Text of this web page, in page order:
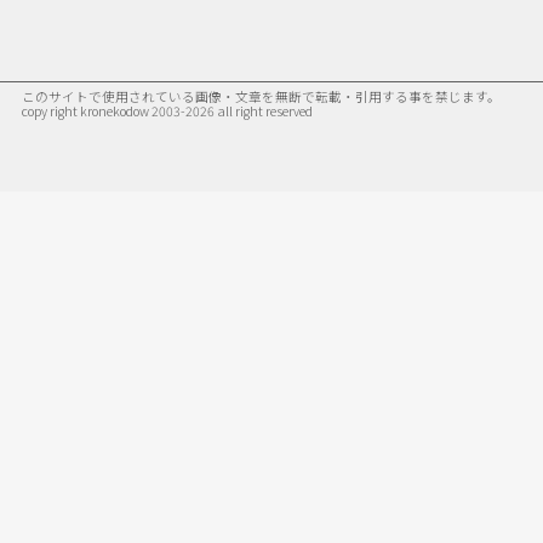
このサイトで使用されている画像・文章を無断で転載・引用する事を禁じます。
copy right kronekodow 2003-2026 all right reserved